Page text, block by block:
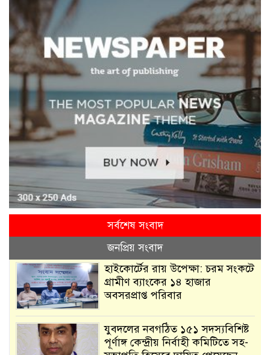
সর্বশেষ সংবাদ
জনপ্রিয় সংবাদ
হাইকোর্টের রায় উপেক্ষা: চরম সংকটে
গ্রামীণ ব্যাংকের ১৪ হাজার
অবসরপ্রাপ্ত পরিবার
যুবদলের নবগঠিত ১৫১ সদস্যবিশিষ্ট
পূর্ণাঙ্গ কেন্দ্রীয় নির্বাহী কমিটিতে সহ-